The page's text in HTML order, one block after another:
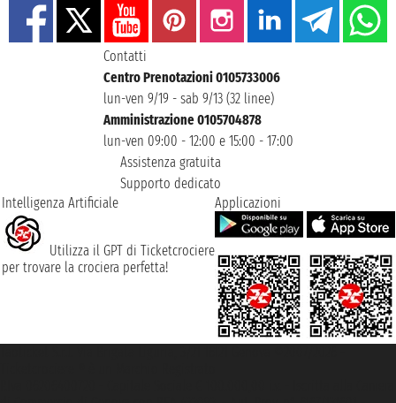
Contatti
Centro Prenotazioni 0105733006
lun-ven 9/19 - sab 9/13 (32 linee)
Amministrazione 0105704878
lun-ven 09:00 - 12:00 e 15:00 - 17:00
Assistenza gratuita
Supporto dedicato
Intelligenza Artificiale
Utilizza il GPT di Ticketcrociere
per trovare la crociera perfetta!
Applicazioni